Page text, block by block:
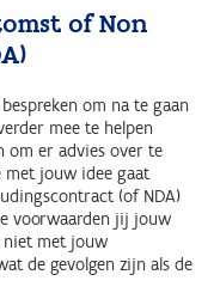
of Non
om na te gaan
mee te helpen
om er advies over te
jouw idee gaat
(of NDA)
voorwaarden jij jouw
niet met jouw
de gevolgen zijn als de